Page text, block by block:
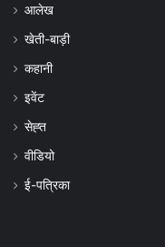
आलेख
खेती-बाड़ी
कहानी
इवेंट
सेह्त
वीडियो
ई-पत्रिका